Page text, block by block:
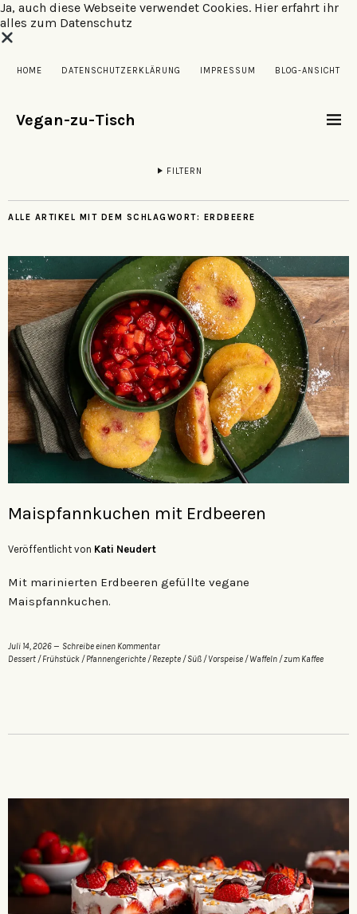
Ja, auch diese Webseite verwendet Cookies. Hier erfahrt ihr
alles zum Datenschutz
HOME DATENSCHUTZERKLÄRUNG IMPRESSUM BLOG-ANSICHT
Vegan-zu-Tisch
FILTERN
ALLE ARTIKEL MIT DEM SCHLAGWORT: ERDBEERE
Maispfannkuchen mit Erdbeeren
Veröffentlicht von Kati Neudert
Mit marinierten Erdbeeren gefüllte vegane
Maispfannkuchen.
Juli 14, 2026
Schreibe einen Kommentar
Dessert /Frühstück /Pfannengerichte /Rezepte /Süß /Vorspeise /Waffeln /zum Kaffee